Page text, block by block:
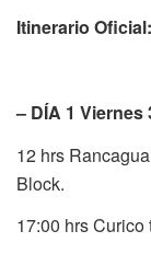
Itinerario Oficial:
– DÍA 1 Viernes
12 hrs
Block.
17:00 hrs